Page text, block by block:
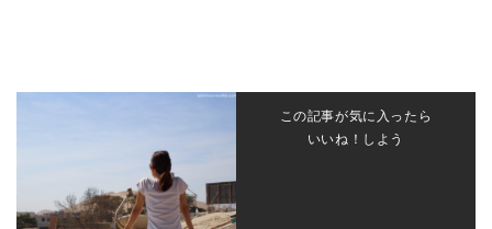
この記事が気に入ったら
いいね！しよう